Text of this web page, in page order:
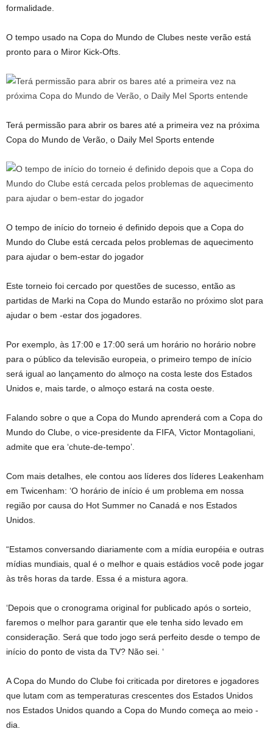
formalidade.
O tempo usado na Copa do Mundo de Clubes neste verão está
pronto para o Miror Kick-Ofts.
Terá permissão para abrir os bares até a primeira vez na próxima
Copa do Mundo de Verão, o Daily Mel Sports entende
O tempo de início do torneio é definido depois que a Copa do
Mundo do Clube está cercada pelos problemas de aquecimento
para ajudar o bem-estar do jogador
Este torneio foi cercado por questões de sucesso, então as
partidas de Marki na Copa do Mundo estarão no próximo slot para
ajudar o bem -estar dos jogadores.
Por exemplo, às 17:00 e 17:00 será um horário no horário nobre
para o público da televisão europeia, o primeiro tempo de início
será igual ao lançamento do almoço na costa leste dos Estados
Unidos e, mais tarde, o almoço estará na costa oeste.
Falando sobre o que a Copa do Mundo aprenderá com a Copa do
Mundo do Clube, o vice-presidente da FIFA, Victor Montagoliani,
admite que era ‘chute-de-tempo’.
Com mais detalhes, ele contou aos líderes dos líderes Leakenham
em Twicenham: ‘O horário de início é um problema em nossa
região por causa do Hot Summer no Canadá e nos Estados
Unidos.
“Estamos conversando diariamente com a mídia européia e outras
mídias mundiais, qual é o melhor e quais estádios você pode jogar
às três horas da tarde. Essa é a mistura agora.
‘Depois que o cronograma original for publicado após o sorteio,
faremos o melhor para garantir que ele tenha sido levado em
consideração. Será que todo jogo será perfeito desde o tempo de
início do ponto de vista da TV? Não sei. ‘
A Copa do Mundo do Clube foi criticada por diretores e jogadores
que lutam com as temperaturas crescentes dos Estados Unidos
nos Estados Unidos quando a Copa do Mundo começa ao meio -
dia.